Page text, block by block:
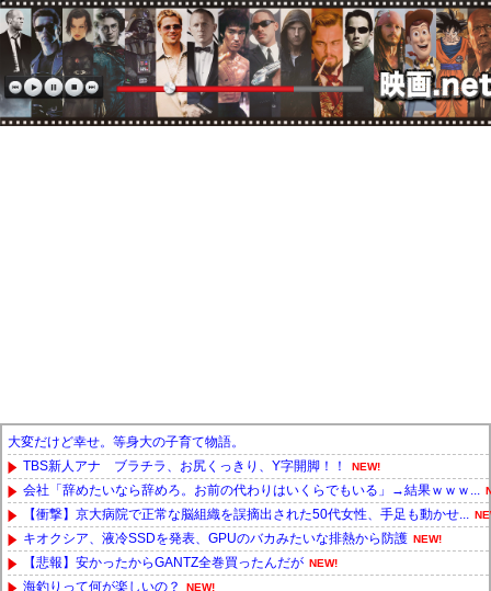
大変だけど幸せ。等身大の子育て物語。
TBS新人アナ ブラチラ、お尻くっきり、Y字開脚！！
NEW!
会社「辞めたいなら辞めろ。お前の代わりはいくらでもいる」→結果ｗｗｗ...
【衝撃】京大病院で正常な脳組織を誤摘出された50代女性、手足も動かせ...
キオクシア、液冷SSDを発表、GPUのバカみたいな排熱から防護 NEW!
【悲報】安かったからGANTZ全巻買ったんだが NEW!
海釣りって何が楽しいの？ NEW!